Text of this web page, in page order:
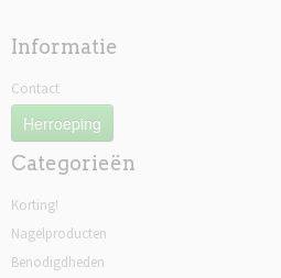
Informatie
Contact
Herroeping
Categorieën
Korting!
Nagelproducten
Benodigdheden